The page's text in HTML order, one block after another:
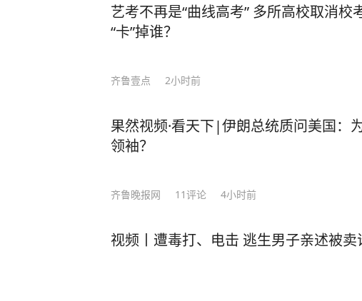
艺考不再是“曲线高考” 多所高校取消校
“卡”掉谁？
齐鲁壹点 2小时前
果然视频·看天下|伊朗总统质问美国：
领袖？
齐鲁晚报网 11评论 4小时前
视频丨遭毒打、电击 逃生男子亲述被